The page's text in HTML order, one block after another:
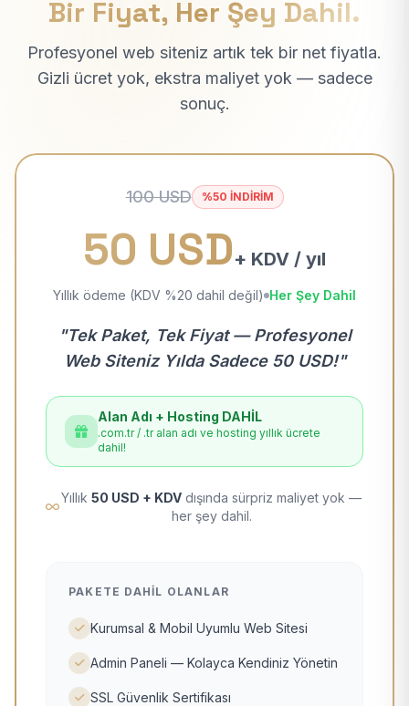
Bir Fiyat, Her Şey Dahil.
Profesyonel web siteniz artık tek bir net fiyatla.
Gizli ücret yok, ekstra maliyet yok — sadece
sonuç.
100 USD %50 İNDİRİM
50 USD+ KDV / yıl
Yıllık ödeme (KDV %20 dahil değil) Her Şey Dahil
"Tek Paket, Tek Fiyat — Profesyonel
Web Siteniz Yılda Sadece 50 USD!"
Alan Adı + Hosting DAHİL
.com.tr / .tr alan adı ve hosting yıllık ücrete
dahil!
Yıllık 50 USD + KDV dışında sürpriz maliyet yok —
her şey dahil.
PAKETE DAHIL OLANLAR
Kurumsal & Mobil Uyumlu Web Sitesi
Admin Paneli — Kolayca Kendiniz Yönetin
SSL Güvenlik Sertifikası